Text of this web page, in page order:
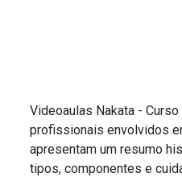
Videoaulas Nakata -
profissionais envolvidos
apresentam um resumo
tipos, componentes e